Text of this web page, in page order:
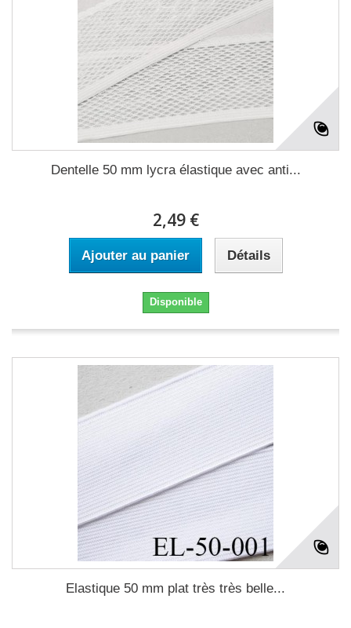
Dentelle 50 mm lycra élastique avec anti...
2,49 €
Ajouter au panier Détails
Disponible
Elastique 50 mm plat très très belle...